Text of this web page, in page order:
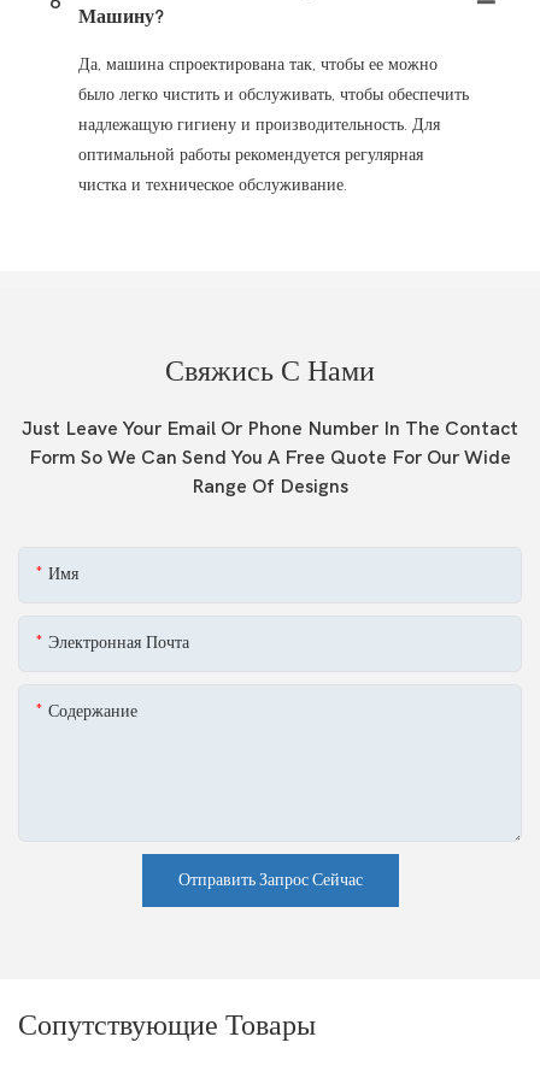
Машину?
Да, машина спроектирована так, чтобы ее можно
было легко чистить и обслуживать, чтобы обеспечить
надлежащую гигиену и производительность. Для
оптимальной работы рекомендуется регулярная
чистка и техническое обслуживание.
Свяжись С Нами
Just Leave Your Email Or Phone Number In The Contact
Form So We Can Send You A Free Quote For Our Wide
Range Of Designs
Имя
Электронная Почта
Содержание
Отправить Запрос Сейчас
Сопутствующие Товары